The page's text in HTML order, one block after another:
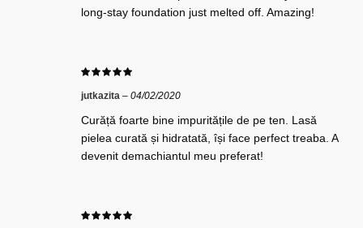
long-stay foundation just melted off. Amazing!
jutkazita – 04/02/2020
Curăță foarte bine impuritățile de pe ten. Lasă
pielea curată și hidratată, își face perfect treaba. A
devenit demachiantul meu preferat!